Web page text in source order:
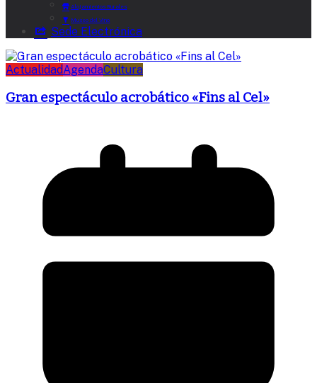
Alojamientos Rurales
Museo del Vino
Sede Electrónica
ActualidadAgendaCultura
Gran espectáculo acrobático «Fins al Cel»